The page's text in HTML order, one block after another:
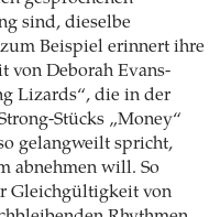
sind, dieselbe
Beispiel erinnert ihre
von Deborah Evans-
Lizards“, die in der
Stücks „Money“
gelangweilt spricht,
abnehmen will. So
Gleichgültigkeit von